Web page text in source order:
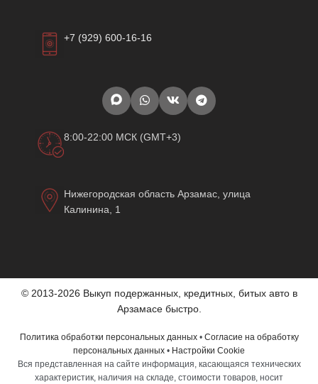
+7 (929) 600-16-16
8:00-22:00 МСК (GMT+3)
Нижегородская область Арзамас, улица
Калинина, 1
© 2013-2026 Выкуп подержанных, кредитных, битых авто в
Арзамасе быстро.
Политика обработки персональных данных• Согласие на обработку
персональных данных • Настройки Cookie
Вся представленная на сайте информация, касающаяся технических
характеристик, наличия на складе, стоимости товаров, носит